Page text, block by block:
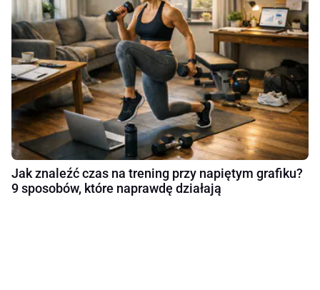
Jak znaleźć czas na trening przy napiętym grafiku?
9 sposobów, które naprawdę działają